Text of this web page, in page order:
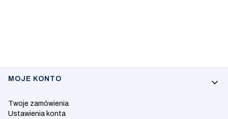
Linki w stopce
MOJE KONTO
Twoje zamówienia
Ustawienia konta